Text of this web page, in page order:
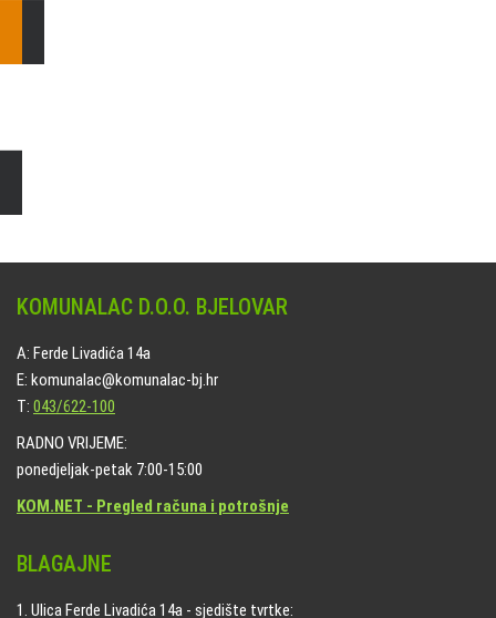
KOMUNALAC D.O.O. BJELOVAR
A: Ferde Livadića 14a
E: komunalac@komunalac-bj.hr
T: 043/622-100
RADNO VRIJEME:
ponedjeljak-petak 7:00-15:00
KOM.NET - Pregled računa i potrošnje
BLAGAJNE
1. Ulica Ferde Livadića 14a - sjedište tvrtke: